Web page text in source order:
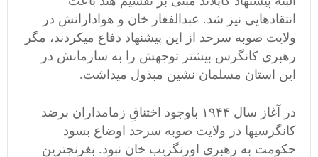
انتقادهایی نیز شد. عبدالفغار خان و هوادارانش در
ولایت صوبه سرحد از این پیشنهاد دفاع میکردند، مگر
رهبری کانگرس بیشتر توجهش را به سازمانش در
این استان مسلمان نشین مبذول میداشت.
در آغاز سال ۱۹۴۴ باوجود اختناقِ زمامداران برضد
کانگرسیها در ولایت صوبه سرحد اوضاع بسود
حکومت به رهبری اورنگزیب خان نبود. بغرنجترین